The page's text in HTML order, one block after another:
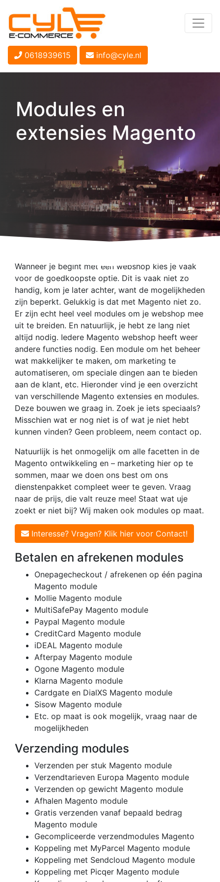
0618939615 info@cyle.nl
Modules en
extensies Magento
Wanneer je begint met een webshop kies je vaak
voor de goedkoopste optie. Dit is vaak niet zo
handig, kom je later achter, want de mogelijkheden
zijn beperkt. Gelukkig is dat met Magento niet zo.
Er zijn echt heel veel modules om je webshop mee
uit te breiden. En natuurlijk, je hebt ze lang niet
altijd nodig. Iedere Magento webshop heeft weer
andere functies nodig. Een module om het beheer
wat makkelijker te maken, om marketing te
automatiseren, om speciale dingen aan te bieden
aan de klant, etc. Hieronder vind je een overzicht
van verschillende Magento extensies en modules.
Deze bouwen we graag in. Zoek je iets speciaals?
Misschien wat er nog niet is of wat je niet hebt
kunnen vinden? Geen probleem, neem contact op.
Natuurlijk is het onmogelijk om alle facetten in de
Magento ontwikkeling en – marketing hier op te
sommen, maar we doen ons best om ons
dienstenpakket compleet weer te geven. Vraag
naar de prijs, die valt reuze mee! Staat wat uje
zoekt er niet bij? Wij maken ook modules op maat.
Interesse? Vragen? Klik hier voor Contact!
Betalen en afrekenen modules
Onepagecheckout / afrekenen op één pagina
Magento module
Mollie Magento module
MultiSafePay Magento module
Paypal Magento module
CreditCard Magento module
iDEAL Magento module
Afterpay Magento module
Ogone Magento module
Klarna Magento module
Cardgate en DialXS Magento module
Sisow Magento module
Etc. op maat is ook mogelijk, vraag naar de
mogelijkheden
Verzending modules
Verzenden per stuk Magento module
Verzendtarieven Europa Magento module
Verzenden op gewicht Magento module
Afhalen Magento module
Gratis verzenden vanaf bepaald bedrag
Magento module
Gecompliceerde verzendmodules Magento
Koppeling met MyParcel Magento module
Koppeling met Sendcloud Magento module
Koppeling met Picqer Magento module